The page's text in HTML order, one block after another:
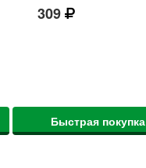
309
Быстрая покупка